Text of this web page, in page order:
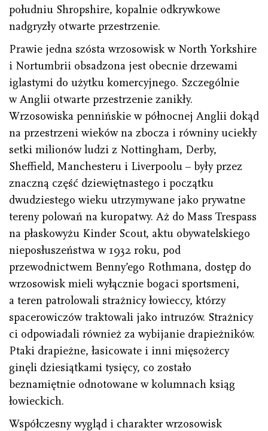
południu Shropshire, kopalnie odkrywkowe
nadgryzły otwarte przestrzenie.
Prawie jedna szósta wrzosowisk w North Yorkshire
i Nortumbrii obsadzona jest obecnie drzewami
iglastymi do użytku komercyjnego. Szczególnie
w Anglii otwarte przestrzenie zanikły.
Wrzosowiska pennińskie w północnej Anglii dokąd
na przestrzeni wieków na zbocza i równiny uciekły
setki milionów ludzi z Nottingham, Derby,
Sheffield, Manchesteru i Liverpoolu – były przez
znaczną część dziewiętnastego i początku
dwudziestego wieku utrzymywane jako prywatne
tereny polowań na kuropatwy. Aż do Mass Trespass
na płaskowyżu Kinder Scout, aktu obywatelskiego
nieposłuszeństwa w 1932 roku, pod
przewodnictwem Benny’ego Rothmana, dostęp do
wrzosowisk mieli wyłącznie bogaci sportsmeni,
a teren patrolowali strażnicy łowieccy, którzy
spacerowiczów traktowali jako intruzów. Strażnicy
ci odpowiadali również za wybijanie drapieżników.
Ptaki drapieżne, łasicowate i inni mięsożercy
ginęli dziesiątkami tysięcy, co zostało
beznamiętnie odnotowane w kolumnach ksiąg
łowieckich.
Współczesny wygląd i charakter wrzosowisk